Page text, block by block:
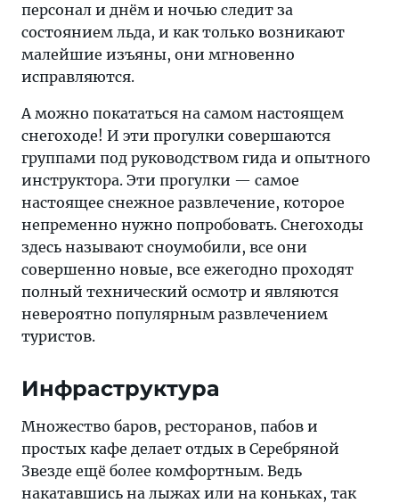
персонал и днём и ночью следит за
состоянием льда, и как только возникают
малейшие изъяны, они мгновенно
исправляются.
А можно покататься на самом настоящем
снегоходе! И эти прогулки совершаются
группами под руководством гида и опытного
инструктора. Эти прогулки — самое
настоящее снежное развлечение, которое
непременно нужно попробовать. Снегоходы
здесь называют сноумобили, все они
совершенно новые, все ежегодно проходят
полный технический осмотр и являются
невероятно популярным развлечением
туристов.
Инфраструктура
Множество баров, ресторанов, пабов и
простых кафе делает отдых в Серебряной
Звезде ещё более комфортным. Ведь
накатавшись на лыжах или на коньках, так